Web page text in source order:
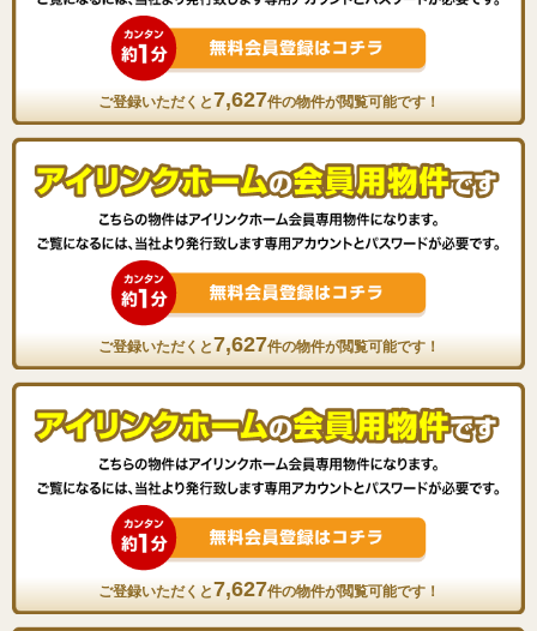
ご登録いただくと7,627件の物件が閲覧可能です！
ご登録いただくと7,627件の物件が閲覧可能です！
ご登録いただくと7,627件の物件が閲覧可能です！